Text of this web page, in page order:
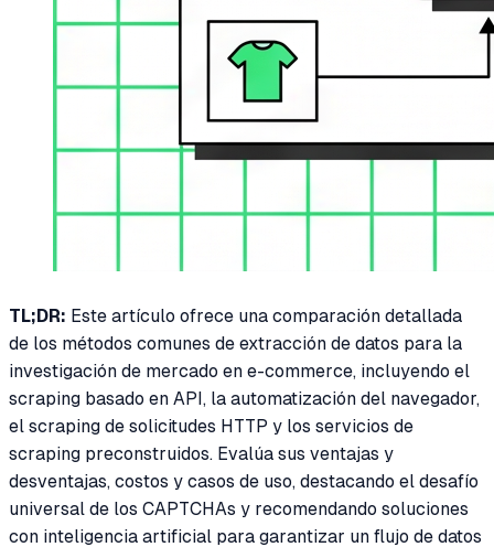
TL;DR: Este artículo ofrece una comparación detallada
de los métodos comunes de extracción de datos para la
investigación de mercado en e-commerce, incluyendo el
scraping basado en API, la automatización del navegador,
el scraping de solicitudes HTTP y los servicios de
scraping preconstruidos. Evalúa sus ventajas y
desventajas, costos y casos de uso, destacando el desafío
universal de los CAPTCHAs y recomendando soluciones
con inteligencia artificial para garantizar un flujo de datos